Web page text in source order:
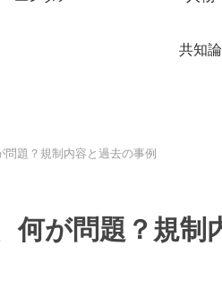
共知論
題？規制内容と過去の事例
何が問題？規制